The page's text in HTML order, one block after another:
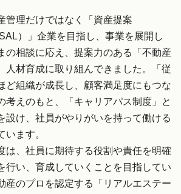
理だけではなく「資産提案
）」企業を目指し、事業を展開し
の相談に応え、提案力のある「不動産
人材育成に取り組んできました。「従
ど組織が成長し、顧客満足度にもつな
考えのもと、「キャリアパス制度」と
設け、社員がやりがいを持って働ける
います。
、社員に期待する役割や責任を明確
行い、育成していくことを目指してい
産のプロを認定する「リアルエステー